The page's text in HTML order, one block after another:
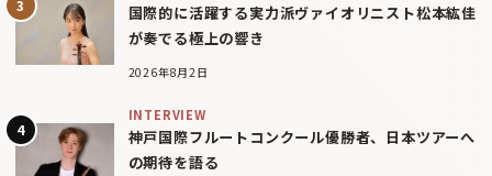
国際的に活躍する実力派ヴァイオリニスト松本紘佳
が奏でる極上の響き
2026年8月2日
INTERVIEW
神戸国際フルートコンクール優勝者、日本ツアーへ
の期待を語る